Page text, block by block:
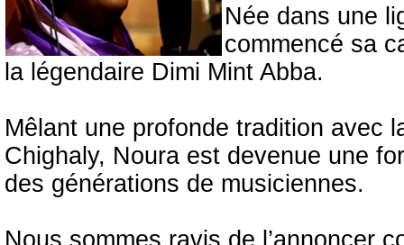
Née dans une
commencé sa
la légendaire Dimi Mint Abba.
Mêlant une profonde tradition avec
Chighaly, Noura est devenue une
des générations de musiciennes.